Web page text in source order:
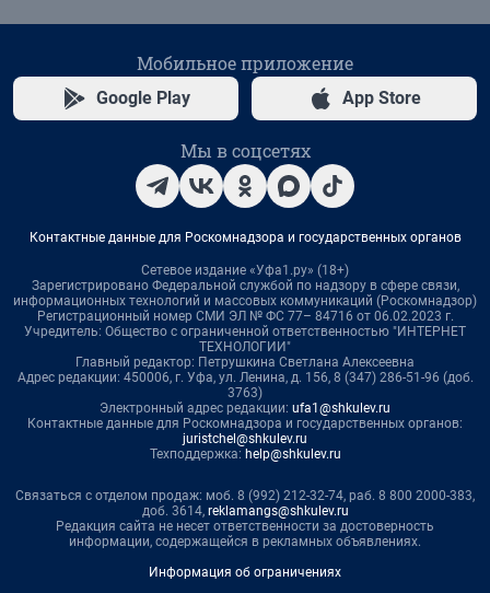
Мобильное приложение
Google Play App Store
Мы в соцсетях
Контактные данные для Роскомнадзора и государственных органов
Сетевое издание «Уфа1.ру» (18+)
Зарегистрировано Федеральной службой по надзору в сфере связи,
информационных технологий и массовых коммуникаций (Роскомнадзор)
Регистрационный номер СМИ ЭЛ № ФС 77– 84716 от 06.02.2023 г.
Учредитель: Общество с ограниченной ответственностью "ИНТЕРНЕТ
ТЕХНОЛОГИИ"
Главный редактор: Петрушкина Светлана Алексеевна
Адрес редакции: 450006, г. Уфа, ул. Ленина, д. 156, 8 (347) 286-51-96 (доб.
3763)
Электронный адрес редакции: ufa1@shkulev.ru
Контактные данные для Роскомнадзора и государственных органов:
juristchel@shkulev.ru
Техподдержка: help@shkulev.ru
Связаться с отделом продаж: моб. 8 (992) 212-32-74, раб. 8 800 2000-383,
доб. 3614, reklamangs@shkulev.ru
Редакция сайта не несет ответственности за достоверность
информации, содержащейся в рекламных объявлениях.
Информация об ограничениях